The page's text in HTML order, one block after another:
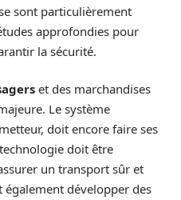
sont particulièrement
approfondies pour
la sécurité.
et des marchandises
Le système
doit encore faire ses
doit être
un transport sûr et
développer des